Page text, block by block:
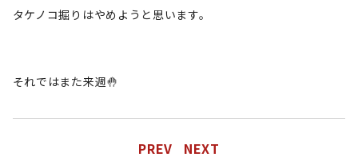
タケノコ掘りはやめようと思います。
それではまた来週🤚
PREV NEXT